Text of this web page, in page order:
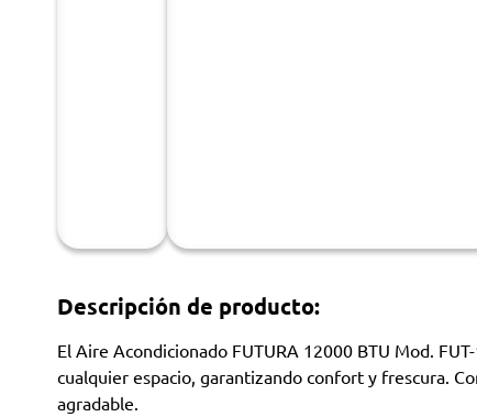
Descripción de producto:
El Aire Acondicionado FUTURA 12000 BTU Mod.
cualquier espacio, garantizando confort y frescura.
agradable.